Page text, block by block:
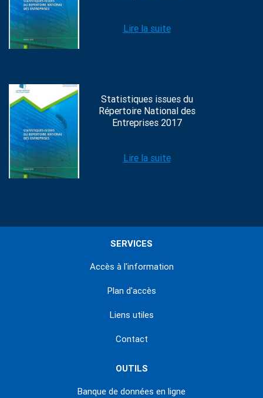
Lire la suite
Statistiques issues du
Répertoire National des
Entreprises 2017
Lire la suite
SERVICES
Accès à l'information
Plan d'accès
Liens utiles
Contact
OUTILS
Banque de données en ligne